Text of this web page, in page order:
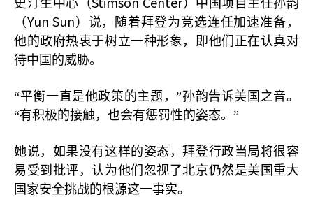
史汀生中心（
）中国项目主任孙韵
（Yun Sun ）说，随着拜登为竞选连任加速准备，
他的政府热衷于树立一种形象，即他们正在认真对
待中国的威胁。
“平衡一直是他政策的主题，”孙韵告诉美国之音。
“有积极的接触，也会有惩罚性的姿态。”
她说，如果没有这样的姿态，拜登行政当局将很容
易受到批评，认为他们忽视了北京仍然是美国重大
国家安全挑战的根源这一事实。